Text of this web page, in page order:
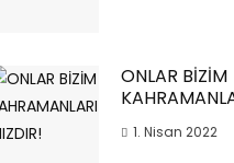
ONLAR BİZİM
1. Nisan 2022